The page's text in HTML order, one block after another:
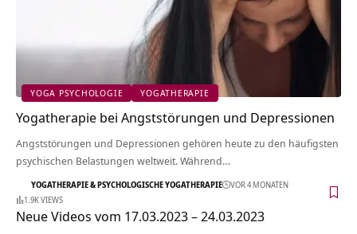
YOGA PSYCHOLOGIE YOGATHERAPIE
Yogatherapie bei Angststörungen und Depressionen
Angststörungen und Depressionen gehören heute zu den häufigsten
psychischen Belastungen weltweit. Während…
YOGATHERAPIE & PSYCHOLOGISCHE YOGATHERAPIE
VOR 4 MONATEN
1.9K VIEWS
Neue Videos vom 17.03.2023 – 24.03.2023